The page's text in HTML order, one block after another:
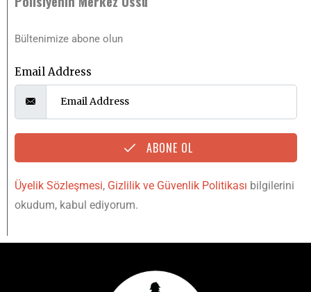
Bültenimize abone olun
Email Address
ABONE OL
Üyelik Sözleşmesi, Gizlilik ve Güvenlik Politikası bilgilerini
okudum, kabul ediyorum.